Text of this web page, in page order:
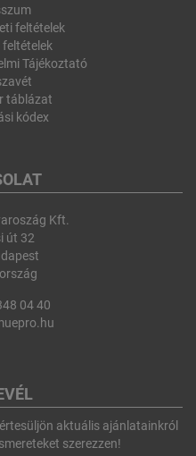
feltételek
Tájékoztató
táblázat
kódex
Kft.
út 32
04 40
aktuális ajánlatainkról
szerezzen!